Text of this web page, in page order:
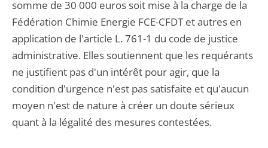
somme de 30 000 euros soit mise à la charge de la
Fédération Chimie Energie FCE-CFDT et autres en
application de l'article L. 761-1 du code de justice
administrative. Elles soutiennent que les requérants
ne justifient pas d'un intérêt pour agir, que la
condition d'urgence n'est pas satisfaite et qu'aucun
moyen n'est de nature à créer un doute sérieux
quant à la légalité des mesures contestées.